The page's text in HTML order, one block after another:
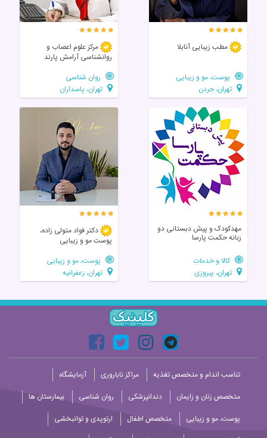
مطب زیبایی آنابلا
پوست، مو و زیبایی
تهران، جردن
مرکز علوم اعصاب و
روانشناسی آرامش پارند
روان شناسی
تهران، پاسداران
مهدکودک و پیش دبستانی دو
زبانه حکمت پارسا
کالا و خدمات
تهران، پیروزی
دکتر فواد متولی زاده،
پوست مو و زیبایی
پوست، مو و زیبایی
تهران، زعفرانیه
تناسب اندام و متخصص تغذیه مراکز ناباروری
آزمایشگاه
متخصص زنان و زایمان
دندانپزشکی روان شناسی
بیمارستان ها
پوست، مو و زیبایی
متخصص اطفال
ارتوپدی و توانبخشی